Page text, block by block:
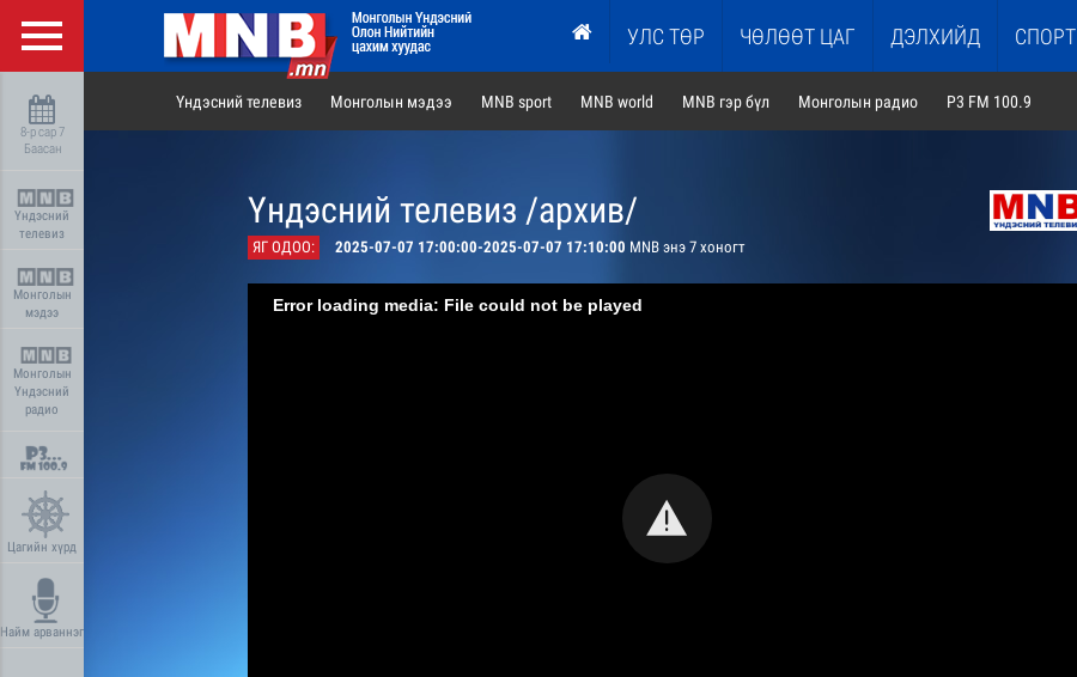
УЛС ТӨР ЧӨЛӨӨТ ЦАГ ДЭЛХИЙД СПОРТ
8-р сар 7
Баасан
Үндэсний
телевиз
Монголын
мэдээ
Монголын
Үндэсний
радио
Цагийн хүрд
Найм арваннэг
Үндэсний телевиз Монголын мэдээ MNB sport MNB world MNB гэр бүл Монголын радио P3 FM 100.9
Үндэсний телевиз /архив/
ЯГ ОДОО: 2025-07-07 17:00:00-2025-07-07 17:10:00 MNB энэ 7 хоногт
Error loading media: File could not be played